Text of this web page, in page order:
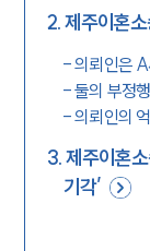
2.제주이혼
-의뢰인은
-둘의 부정
-의뢰인의
3.제주이혼
기각’